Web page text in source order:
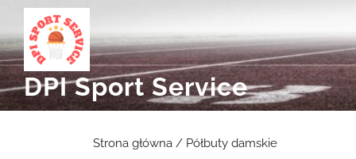
content
DPI Sport Service
Strona główna / Półbuty damskie